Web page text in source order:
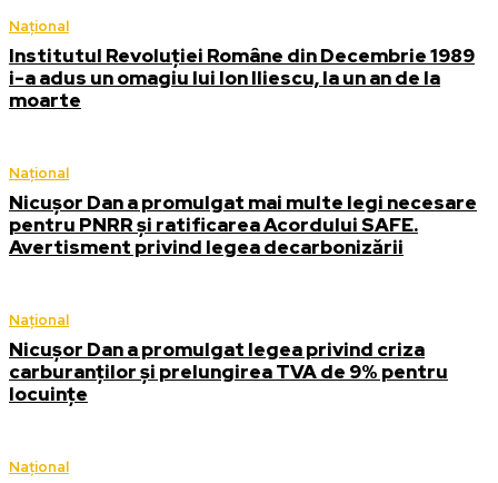
Național
Institutul Revoluției Române din Decembrie 1989
i-a adus un omagiu lui Ion Iliescu, la un an de la
moarte
Național
Nicușor Dan a promulgat mai multe legi necesare
pentru PNRR și ratificarea Acordului SAFE.
Avertisment privind legea decarbonizării
Național
Nicușor Dan a promulgat legea privind criza
carburanților și prelungirea TVA de 9% pentru
locuințe
Național